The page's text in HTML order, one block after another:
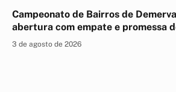
Campeonato de Bairros de
abertura com empate e promessa
3 de agosto de 2026